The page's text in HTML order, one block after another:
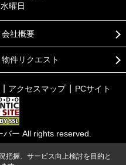
水曜日
会社概要
物件リクエスト
アクセスマップ PCサイト
ー All rights reserved.
把握、サービス向上検討を目的と